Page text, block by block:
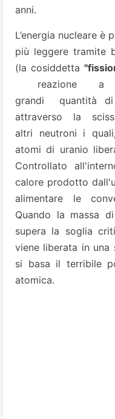
anni.
L’energia nucleare è
più leggere tramite
(la cosiddetta
reazione a
grandi quantità
attraverso la
altri neutroni i
atomi di uranio
Controllato
calore prodotto
alimentare le
Quando la massa
supera la soglia
viene liberata in una
si basa il terribile
atomica.